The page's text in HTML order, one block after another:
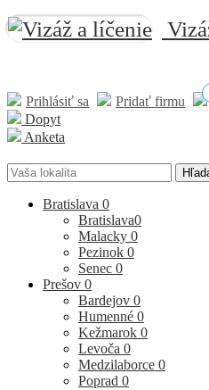
Prihlásiť sa Pridať firmu
Dopyt
Anketa
Bratislava 0
Bratislava0
Malacky 0
Pezinok 0
Senec 0
Prešov 0
Bardejov 0
Humenné 0
Kežmarok 0
Levoča 0
Medzilaborce 0
Poprad 0